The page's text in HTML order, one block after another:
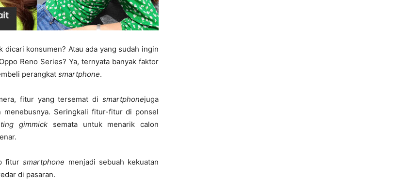
dicari konsumen? Atau ada yang sudah ingin
Reno Series? Ya, ternyata banyak faktor
perangkat smartphone.
fitur yang tersemat di smartphonejuga
menebusnya. Seringkali fitur-fitur di ponsel
gimmick semata untuk menarik calon
fitursmartphone menjadi sebuah kekuatan
di pasaran.